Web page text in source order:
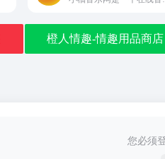
橙人情趣-情趣用品商店
您必须